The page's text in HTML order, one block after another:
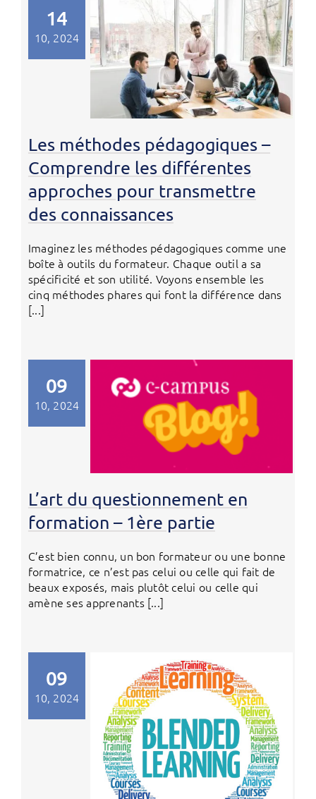
14
10, 2024
Les méthodes pédagogiques –
Comprendre les différentes
approches pour transmettre
des connaissances
Imaginez les méthodes pédagogiques comme une
boîte à outils du formateur. Chaque outil a sa
spécificité et son utilité. Voyons ensemble les
cinq méthodes phares qui font la différence dans
[...]
09
10, 2024
L’art du questionnement en
formation – 1ère partie
C’est bien connu, un bon formateur ou une bonne
formatrice, ce n’est pas celui ou celle qui fait de
beaux exposés, mais plutôt celui ou celle qui
amène ses apprenants [...]
09
10, 2024